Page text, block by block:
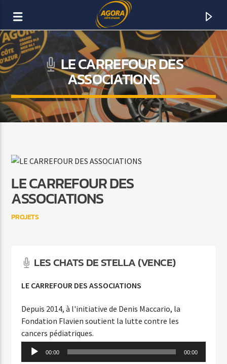
AGORA CÔTE D’AZUR
DAB+
Agora Côte d’Azur
LE CARREFOUR DES
ASSOCIATIONS
LE CARREFOUR DES
ASSOCIATIONS
PROJETS
LES CHATS DE STELLA (VENCE)
LE CARREFOUR DES ASSOCIATIONS
Depuis 2014, à l'initiative de Denis Maccario, la
Fondation Flavien soutient la lutte contre les
cancers pédiatriques.
Lecteur 00:00 00:00